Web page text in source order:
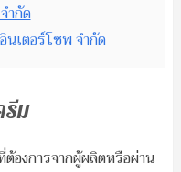
ำกัด
นเตอร์โซพ จำกัด
ม
องการจากผู้ผลิตหรือผ่าน